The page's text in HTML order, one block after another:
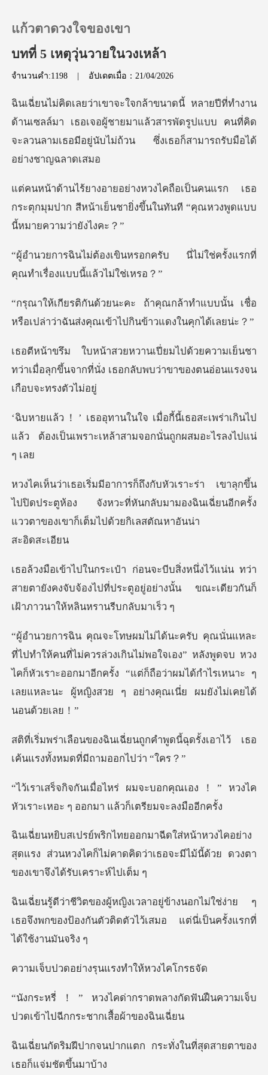
เติมเงิน
ประวัติการอ่าน
ออกจากระบบ
ดาวน์โหลดแอป
แก้วตาดวงใจของเขา
บทที่ 5 เหตุวุ่นวายในวงเหล้า
จำนวนคำ:1198 | อัปเดตเมื่อ：21/04/2026
นเซลล์มา เธอเจอผู้ชายมาแล้วสารพัดรูปแบบ คนที่คิด
จะลวนลามเ
แรก เธอ
กระตุกมุมปาก สีหน้าเย็นชายิ่งขึ้นใ
กครับ นี่ไม่ใช่ครั้งแรกที่
คุณ
ล้าทำแบบนั้น เชื่อ
หรือเปล่าว่าฉันส่
ามเย็นชา
ทว่าเมื่อลุกขึ้นจากที่นั่ง เธอกล
ี้เธอสะเพร่าเกินไป
แล้ว ต้องเป็นเพราะ
ึ้น
ไปปิดประตูห้อง จังหวะที่หันกลับมามองฉินเฉี่ยนอีกคร
น่น ทว่า
สายตายังคงจับจ้องไปที่ประตูอยู่อย่างนั้น
วงเกินไม่พอใจเอง” หลังพูดจบ หวง
ไคก็หัวเราะออกมาอีกครั้ง “แต่ก็ถือว่าผมได้
ถูกคำพูดนี้ฉุดรั้งเอาไว้ เธอ
เค้น
บอกคุณเอง！” หวงไค
หัวเราะเหอะ ๆ อ
ไคอย่าง
สุดแรง ส่วนหวงไคก็ไม่คาดคิดว่าเธอจะมี
นอกไม่ใช่ง่าย ๆ
เธอจึงพกของป้องกันตัวติดตัวไ
่างรุนแรงทำให
างกัดฟันฝืนความเจ็บ
ปวดเข้าไป
กแตก กระทั่งในที่สุดสายต